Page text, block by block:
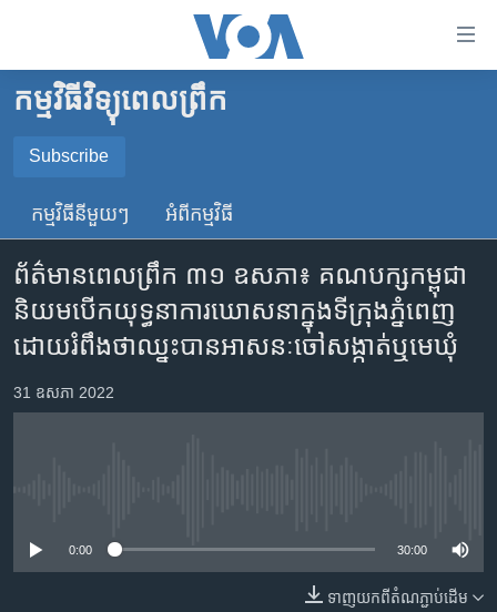
គេហទំព័រ​
ទាក់ទង
រំលង​
ទំព័រ​
ព័ត៌មាន​​
ម្តង
និង​
រំលង​
កម្ពុជា
អន្តរជាតិ
ចិន
ហេឡូវីអូអេ
កម្ពុជាច្នៃប្រតិដ្ឋ
ព្រឹត្តិការណ៍ព័ត៌មាន
ទូរទស្សន៍ / វីដេអូ​
កម្មវិធីវិទ្យុពេលព្រឹក
Subscribe
SUBSCRIBE
Spotify
កម្មវិធី​នីមួយៗ អំពី​កម្មវិធី​
ព័ត៌មានពេលព្រឹក ៣១ ឧសភា៖ គណ​បក្ស​កម្ពុជា​
និយម​បើក​យុទ្ធនា​ការ​ឃោសនា​ក្នុង​ទីក្រុង​ភ្នំពេញ​
ដោយ​រំពឹង​ថា​ឈ្នះ​បាន​អាសនៈ​ចៅ​សង្កាត់​ឬ​មេឃុំ
31 ឧសភា 2022
0:00 30:00
ទាញ​យក​ពី​តំណភ្ជាប់​ដើម